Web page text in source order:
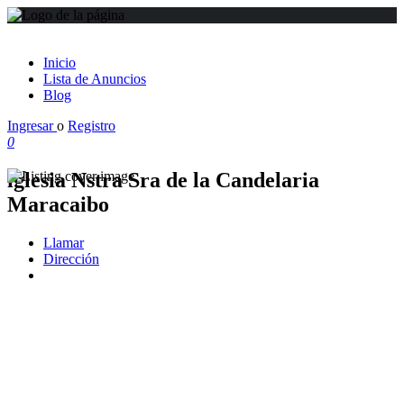
Inicio
Lista de Anuncios
Blog
Ingresaro Registro
0
iglesia Nstra Sra de la Candelaria
Maracaibo
Llamar
Dirección